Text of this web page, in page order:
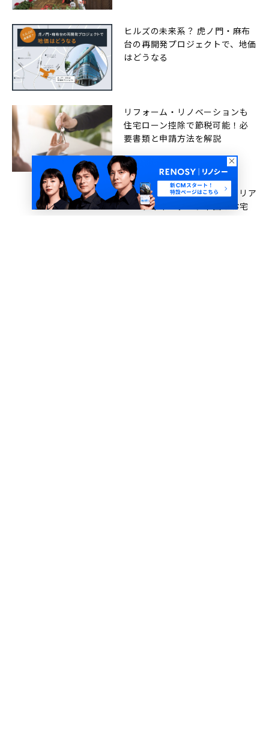
ヒルズの未来系？ 虎ノ門・麻布
台の再開発プロジェクトで、地価
はどうなる
リフォーム・リノベーションも
住宅ローン控除で節税可能！必
要書類と申請方法を解説
RENOSY（リノシー）インテリア
コーディネーター、牟田のお宅